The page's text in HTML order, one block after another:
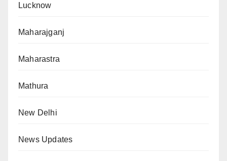
Lucknow
Maharajganj
Maharastra
Mathura
New Delhi
News Updates